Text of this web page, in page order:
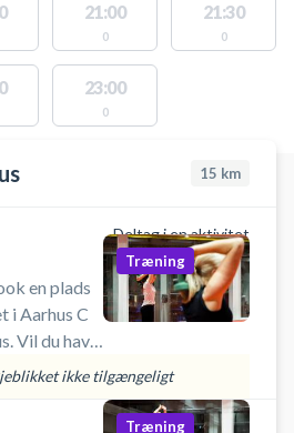
21:00
0
21:30
0
23:00
0
15 km
Deltag i en aktivitet
en plads
i Aarhus C
Vil du have
stærkere
en
med
Træning
ikke tilgængeligt
Træning